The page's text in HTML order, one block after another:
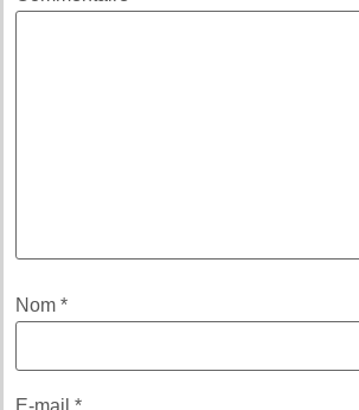
Nom *
E-mail *